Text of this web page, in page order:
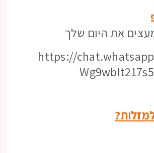
את היום שלך
https://